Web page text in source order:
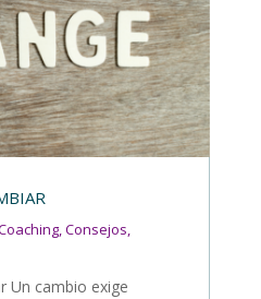
,Consejos,
Un cambio exige